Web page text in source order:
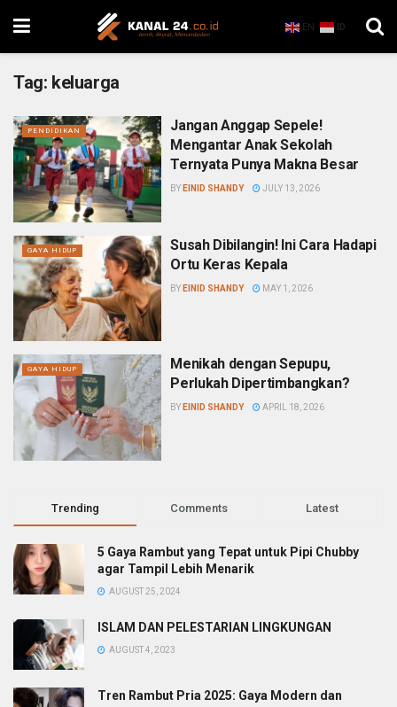
EN ID
Tag: keluarga
PENDIDIKAN
Jangan Anggap Sepele!
Mengantar Anak Sekolah
Ternyata Punya Makna Besar
BY EINID SHANDY JULY 13, 2026
GAYA HIDUP
Susah Dibilangin! Ini Cara Hadapi
Ortu Keras Kepala
BY EINID SHANDY MAY 1, 2026
GAYA HIDUP
Menikah dengan Sepupu,
Perlukah Dipertimbangkan?
BY EINID SHANDY APRIL 18, 2026
Trending Comments Latest
5 Gaya Rambut yang Tepat untuk Pipi Chubby
agar Tampil Lebih Menarik
AUGUST 25, 2024
ISLAM DAN PELESTARIAN LINGKUNGAN
AUGUST 4, 2023
Tren Rambut Pria 2025: Gaya Modern dan